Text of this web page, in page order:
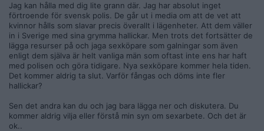
Jag kan hålla med dig lite grann där. Jag har absolut inget
förtroende för svensk polis. De går ut i media om att de vet att
kvinnor hålls som slavar precis överallt i lägenheter. Att dem väller
in i Sverige med sina grymma hallickar. Men trots det fortsätter de
lägga resurser på och jaga sexköpare som galningar som även
enligt dem själva är helt vanliga män som oftast inte ens har haft
med polisen och göra tidigare. Nya sexköpare kommer hela tiden.
Det kommer aldrig ta slut. Varför fångas och döms inte fler
hallickar?
Sen det andra kan du och jag bara lägga ner och diskutera. Du
kommer aldrig vilja eller förstå min syn om sexarbete. Och det är
ok..